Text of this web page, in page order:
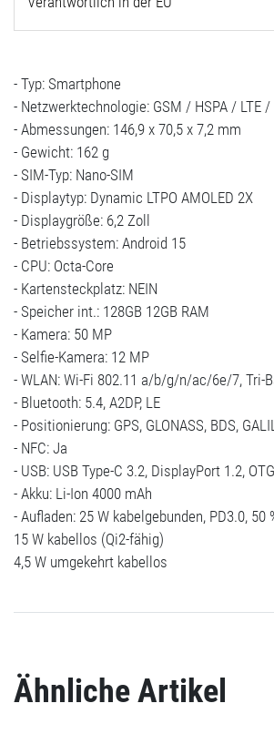
- Typ: Smartphone
- Netzwerktechnologie: GSM / HSPA / LTE /
- Abmessungen: 146,9 x 70,5 x 7,2 mm
- Gewicht: 162 g
- SIM-Typ: Nano-SIM
- Displaytyp: Dynamic LTPO AMOLED 2X
- Displaygröße: 6,2 Zoll
- Betriebssystem: Android 15
- CPU: Octa-Core
- Kartensteckplatz: NEIN
- Speicher int.: 128GB 12GB RAM
- Kamera: 50 MP
- Selfie-Kamera: 12 MP
- WLAN: Wi-Fi 802.11 a/b/g/n/ac/6e/7, Tri-
- Bluetooth: 5.4, A2DP, LE
- Positionierung: GPS, GLONASS, BDS,
- NFC: Ja
- USB: USB Type-C 3.2, DisplayPort 1.2, OTG
- Akku: Li-Ion 4000 mAh
- Aufladen: 25 W kabelgebunden, PD3.0, 50
15 W kabellos (Qi2-fähig)
4,5 W umgekehrt kabellos
Ähnliche Artikel